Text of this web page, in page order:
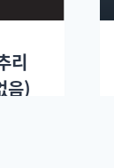
리
음)